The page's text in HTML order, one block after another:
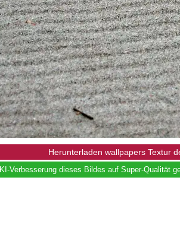
Herunterladen wallpapers Textur
KI-Verbesserung dieses Bildes auf Super-Qualität